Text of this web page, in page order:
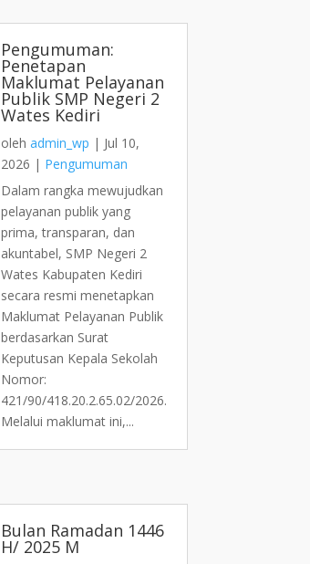
Pengumuman:
Penetapan
Maklumat Pelayanan
Publik SMP Negeri 2
Wates Kediri
olehadmin_wp | Jul 10,
2026 | Pengumuman
Dalam rangka mewujudkan
pelayanan publik yang
prima, transparan, dan
akuntabel, SMP Negeri 2
Wates Kabupaten Kediri
secara resmi menetapkan
Maklumat Pelayanan Publik
berdasarkan Surat
Keputusan Kepala Sekolah
Nomor:
421/90/418.20.2.65.02/2026.
Melalui maklumat ini,...
Bulan Ramadan 1446
H/ 2025 M